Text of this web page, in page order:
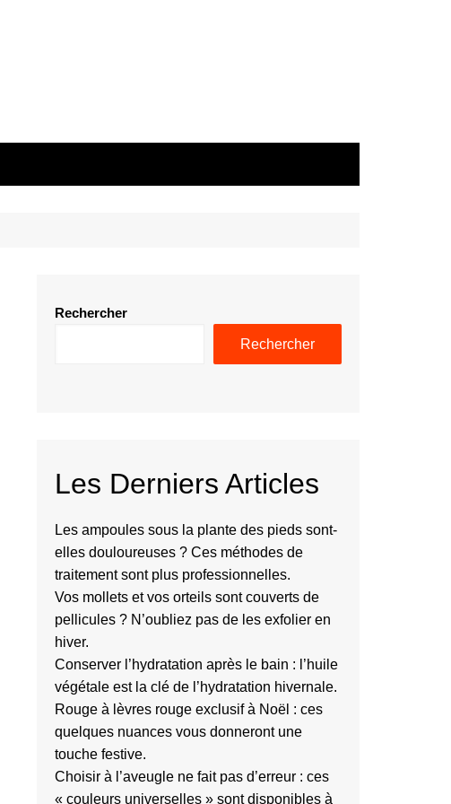
Rechercher
Rechercher
Les Derniers Articles
Les ampoules sous la plante des pieds sont-
elles douloureuses ? Ces méthodes de
traitement sont plus professionnelles.
Vos mollets et vos orteils sont couverts de
pellicules ? N’oubliez pas de les exfolier en
hiver.
Conserver l’hydratation après le bain : l’huile
végétale est la clé de l’hydratation hivernale.
Rouge à lèvres rouge exclusif à Noël : ces
quelques nuances vous donneront une
touche festive.
Choisir à l’aveugle ne fait pas d’erreur : ces
« couleurs universelles » sont disponibles à